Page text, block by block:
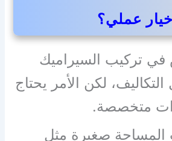
خيار عملي؟
في تركيب السيراميك
التكاليف، لكن الأمر يحتاج
متخصصة.
المساحة صغيرة مثل